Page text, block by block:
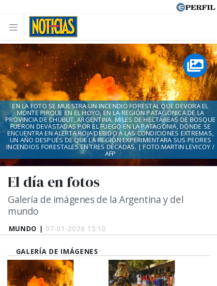
MUNDO | 07-01-2026 15:10
El día en fotos
Galería de imágenes de la Argentina y del
mundo
EN LA FOTO SE MUESTRA UN INCENDIO FORESTAL QUE DEVORA EL
MONTE PIRQUE EN EL HOYO, EN LA REGIÓN PATAGÓNICA DE LA
PROVINCIA DE CHUBUT, ARGENTINA. MILES DE HECTÁREAS DE BOSQUE
FUERON DEVASTADAS POR EL FUEGO EN LA PATAGONIA, DONDE SE
ENCUENTRA EN ALERTA ROJA DEBIDO A LAS CONDICIONES EXTREMAS,
UN AÑO DESPUÉS DE QUE LA REGIÓN EXPERIMENTARA SUS PEORES
INCENDIOS FORESTALES EN TRES DÉCADAS. | FOTO:MARTIN LEVICOY /
AFP
GALERÍA DE IMÁGENES